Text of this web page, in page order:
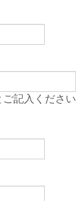
ご記入ください